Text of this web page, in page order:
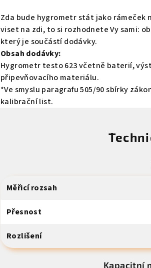
Zda bude hygrometr stát jako rámeček
viset na zdi, to si rozhodnete Vy sami:
který je součástí dodávky.
Obsah dodávky:
Hygrometr testo 623 včetně baterií,
připevňovacího materiálu.
*Ve smyslu paragrafu 505/90 sbírky
kalibrační list.
Měřicí rozsah
Přesnost
Rozlišení
Kapacitní